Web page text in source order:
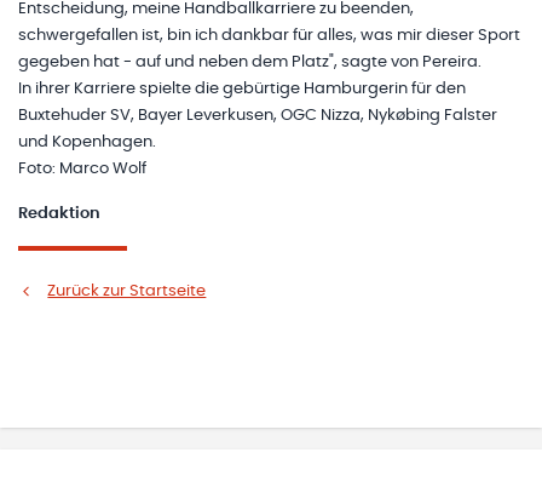
Entscheidung, meine Handballkarriere zu beenden,
schwergefallen ist, bin ich dankbar für alles, was mir dieser Sport
gegeben hat - auf und neben dem Platz", sagte von Pereira.
In ihrer Karriere spielte die gebürtige Hamburgerin für den
Buxtehuder SV, Bayer Leverkusen, OGC Nizza, Nykøbing Falster
und Kopenhagen.
Foto: Marco Wolf
Redaktion
Zurück zur Startseite